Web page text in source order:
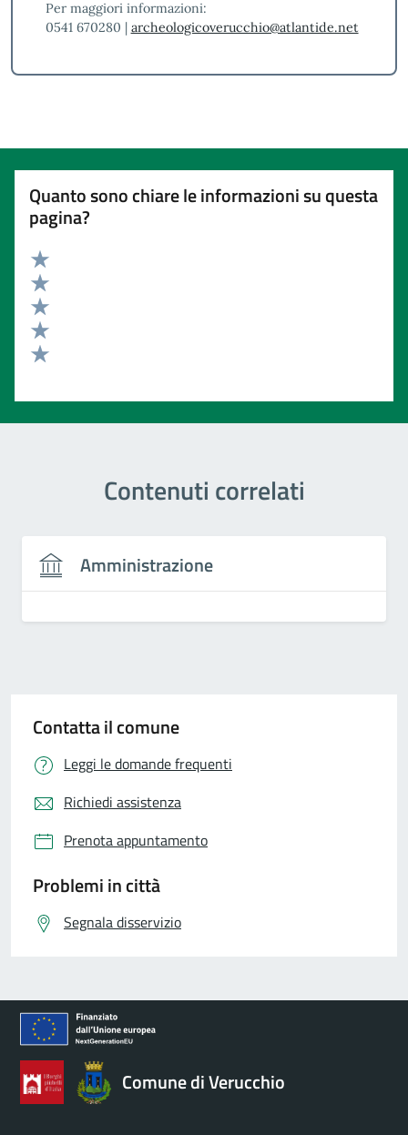
Per maggiori informazioni:
0541 670280 | archeologicoverucchio@atlantide.net
Quanto sono chiare le informazioni su questa
pagina?
Valuta 5 stelle su 5
Valuta 4 stelle su 5
Valuta 3 stelle su 5
Valuta 2 stelle su 5
Contenuti correlati
Amministrazione
Contatta il comune
Leggi le domande frequenti
Richiedi assistenza
Prenota appuntamento
Problemi in città
Segnala disservizio
Comune di Verucchio